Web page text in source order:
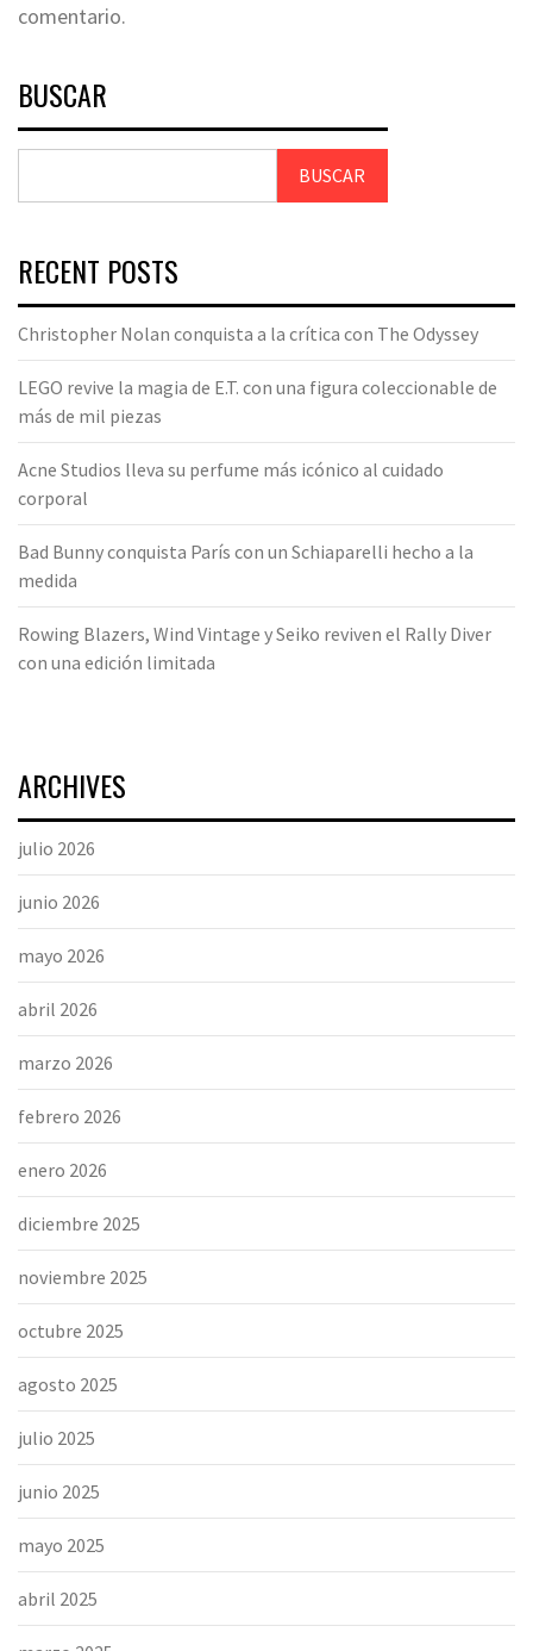
comentario.
BUSCAR
BUSCAR
RECENT POSTS
Christopher Nolan conquista a la crítica con The Odyssey
LEGO revive la magia de E.T. con una figura coleccionable de
más de mil piezas
Acne Studios lleva su perfume más icónico al cuidado
corporal
Bad Bunny conquista París con un Schiaparelli hecho a la
medida
Rowing Blazers, Wind Vintage y Seiko reviven el Rally Diver
con una edición limitada
ARCHIVES
julio 2026
junio 2026
mayo 2026
abril 2026
marzo 2026
febrero 2026
enero 2026
diciembre 2025
noviembre 2025
octubre 2025
agosto 2025
julio 2025
junio 2025
mayo 2025
abril 2025